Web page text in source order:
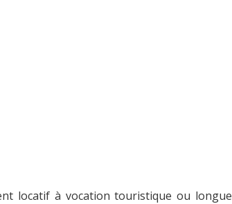
locatif à vocation touristique ou longue